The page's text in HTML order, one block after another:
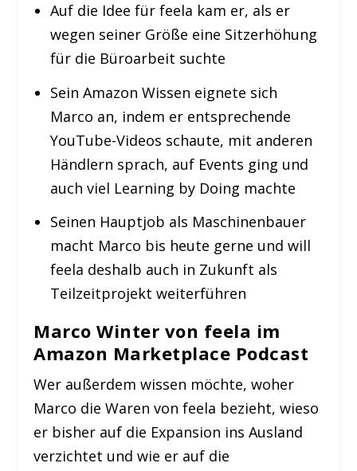
Auf die Idee für feela kam er, als er
wegen seiner Größe eine Sitzerhöhung
für die Büroarbeit suchte
Sein Amazon Wissen eignete sich
Marco an, indem er entsprechende
YouTube-Videos schaute, mit anderen
Händlern sprach, auf Events ging und
auch viel Learning by Doing machte
Seinen Hauptjob als Maschinenbauer
macht Marco bis heute gerne und will
feela deshalb auch in Zukunft als
Teilzeitprojekt weiterführen
Marco Winter von feela im
Amazon Marketplace Podcast
Wer außerdem wissen möchte, woher
Marco die Waren von feela bezieht, wieso
er bisher auf die Expansion ins Ausland
verzichtet und wie er auf die